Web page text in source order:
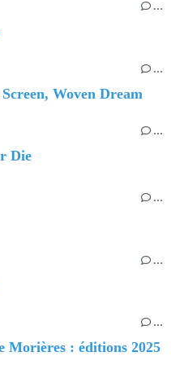
…
…
Woven Dream
…
Die
…
…
…
Morières : éditions 2025